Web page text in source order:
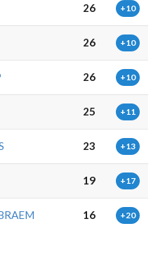
26 +10
26 +10
26 +10
25 +11
23 +13
19 +17
16 +20